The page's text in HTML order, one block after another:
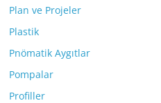
Plan ve Projeler
Plastik
Pnömatik Aygıtlar
Pompalar
Profiller